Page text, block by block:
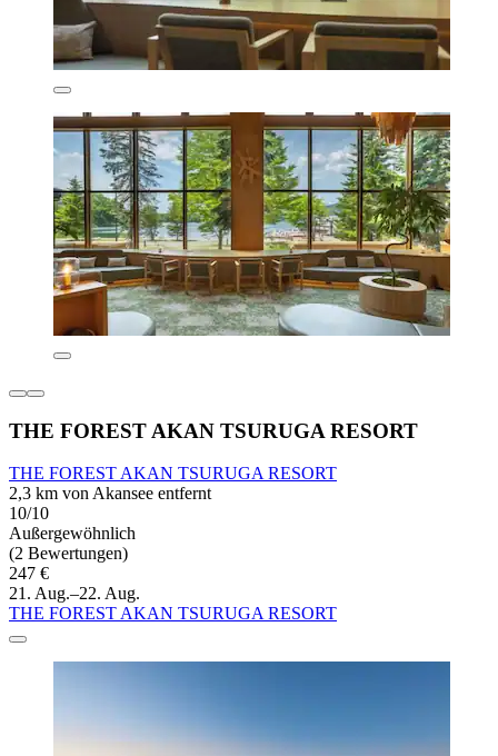
THE FOREST AKAN TSURUGA RESORT
THE FOREST AKAN TSURUGA RESORT
2,3 km von Akansee entfernt
10/10
Außergewöhnlich
(2 Bewertungen)
247 €
21. Aug.–22. Aug.
THE FOREST AKAN TSURUGA RESORT